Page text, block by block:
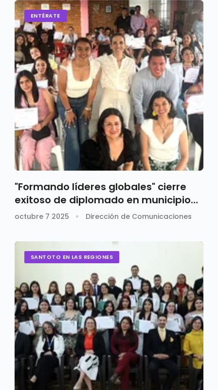
ENTÉRATE
"Formando líderes globales" cierre
exitoso de diplomado en municipio
de El Colegio
octubre 7 2025 Dirección de Comunicaciones
SANTOTO EN LAS REGIONES